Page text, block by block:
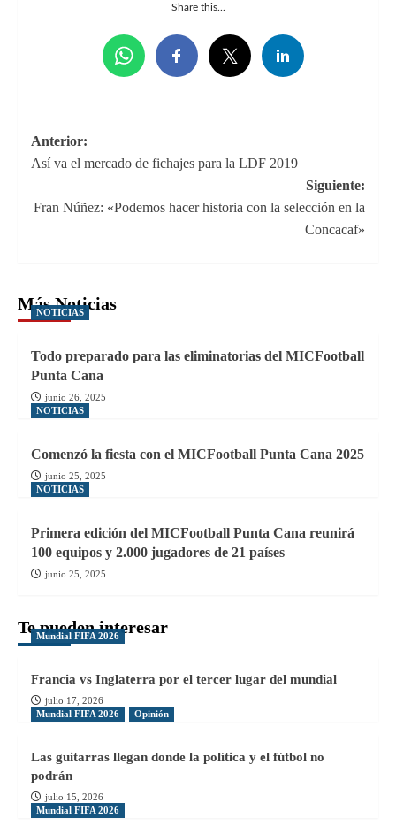
Share this...
Navegación
de
entradas
Anterior:
Así va el mercado de fichajes para la LDF 2019
Siguiente:
Fran Núñez: «Podemos hacer historia con la selección en la
Concacaf»
Más Noticias
NOTICIAS
Todo preparado para las eliminatorias del MICFootball
Punta Cana
junio 26, 2025
NOTICIAS
Comenzó la fiesta con el MICFootball Punta Cana 2025
junio 25, 2025
NOTICIAS
Primera edición del MICFootball Punta Cana reunirá
100 equipos y 2.000 jugadores de 21 países
junio 25, 2025
Te pueden interesar
Mundial FIFA 2026
Francia vs Inglaterra por el tercer lugar del mundial
julio 17, 2026
Mundial FIFA 2026
Opinión
Las guitarras llegan donde la política y el fútbol no
podrán
julio 15, 2026
Mundial FIFA 2026